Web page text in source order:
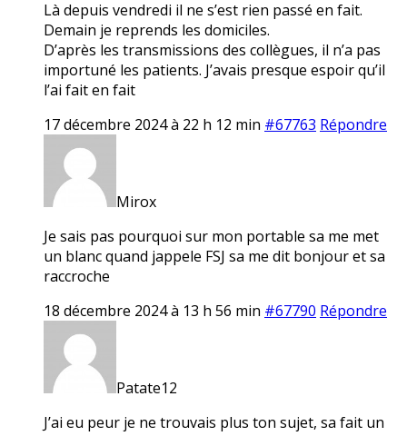
Là depuis vendredi il ne s’est rien passé en fait.
Demain je reprends les domiciles.
D’après les transmissions des collègues, il n’a pas
importuné les patients. J’avais presque espoir qu’il
l’ai fait en fait
17 décembre 2024 à 22 h 12 min #67763 Répondre
Mirox
Je sais pas pourquoi sur mon portable sa me met
un blanc quand jappele FSJ sa me dit bonjour et sa
raccroche
18 décembre 2024 à 13 h 56 min #67790 Répondre
Patate12
J’ai eu peur je ne trouvais plus ton sujet, sa fait un